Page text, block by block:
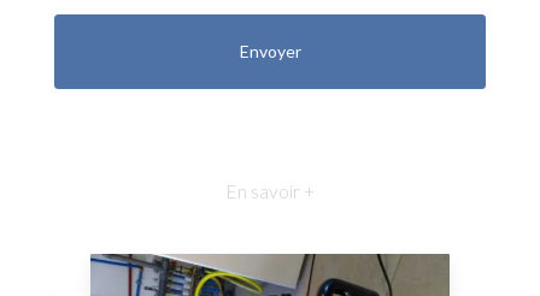
En savoir +